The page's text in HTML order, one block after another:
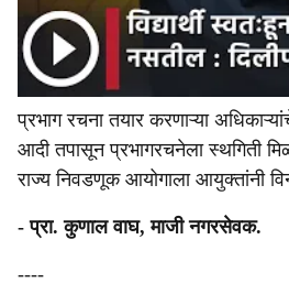
प्रभाग रचना तयार करणाऱ्या
आदी तपासून प्रभागरचनेला स्थगिती
राज्य निवडणूक आयोगाला आयुक्तांनी
- प्रा. कुणाल वाघ, माजी नगरसेवक.
----